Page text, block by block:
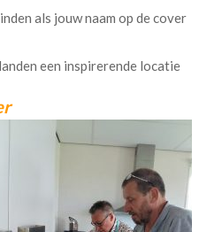
als jouw naam op de cover
een inspirerende locatie